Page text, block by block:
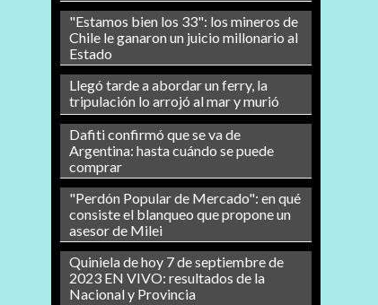
"Estamos bien los 33": los mineros de
Chile le ganaron un juicio millonario al
Estado
Llegó tarde a abordar un ferry, la
tripulación lo arrojó al mar y murió
Dafiti confirmó que se va de
Argentina: hasta cuándo se puede
comprar
"Perdón Popular de Mercado": en qué
consiste el blanqueo que propone un
asesor de Milei
Quiniela de hoy 7 de septiembre de
2023 EN VIVO: resultados de la
Nacional y Provincia